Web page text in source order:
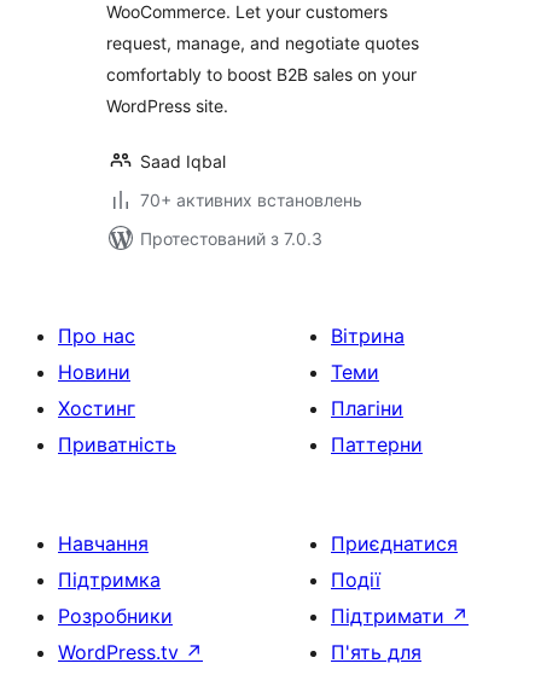
WooCommerce. Let your customers
request, manage, and negotiate quotes
comfortably to boost B2B sales on your
WordPress site.
Saad Iqbal
70+ активних встановлень
Протестований з 7.0.3
Про нас
Новини
Хостинг
Приватність
Вітрина
Теми
Плагіни
Паттерни
Навчання
Підтримка
Розробники
WordPress.tv ↗
Приєднатися
Події
Підтримати ↗
П'ять для